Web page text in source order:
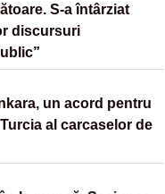
S-a întârziat
discursuri
un acord pentru
al carcaselor de